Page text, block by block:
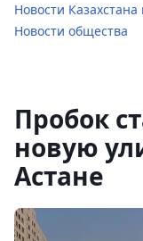
Новости
Новости общества
Пробок
новую
Астане